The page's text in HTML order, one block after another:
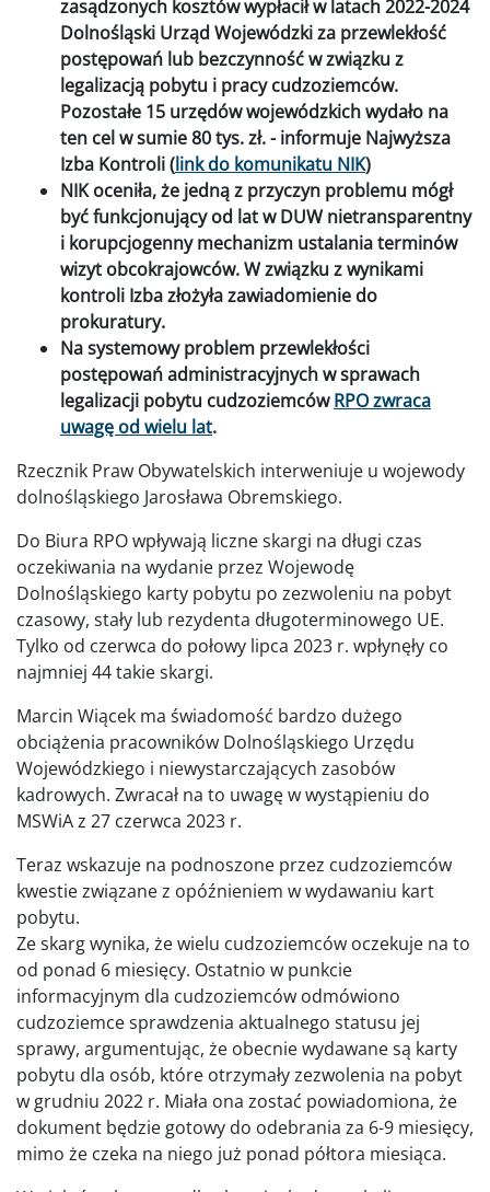
zasądzonych kosztów wypłacił w latach 2022-2024
Dolnośląski Urząd Wojewódzki za przewlekłość
postępowań lub bezczynność w związku z
legalizacją pobytu i pracy cudzoziemców.
Pozostałe 15 urzędów wojewódzkich wydało na
ten cel w sumie 80 tys. zł. - informuje Najwyższa
Izba Kontroli (link do komunikatu NIK)
NIK oceniła, że jedną z przyczyn problemu mógł
być funkcjonujący od lat w DUW nietransparentny
i korupcjogenny mechanizm ustalania terminów
wizyt obcokrajowców. W związku z wynikami
kontroli Izba złożyła zawiadomienie do
prokuratury.
Na systemowy problem przewlekłości
postępowań administracyjnych w sprawach
legalizacji pobytu cudzoziemcówRPO zwraca
uwagę od wielu lat.
Rzecznik Praw Obywatelskich interweniuje u wojewody
dolnośląskiego Jarosława Obremskiego.
Do Biura RPO wpływają liczne skargi na długi czas
oczekiwania na wydanie przez Wojewodę
Dolnośląskiego karty pobytu po zezwoleniu na pobyt
czasowy, stały lub rezydenta długoterminowego UE.
Tylko od czerwca do połowy lipca 2023 r. wpłynęły co
najmniej 44 takie skargi.
Marcin Wiącek ma świadomość bardzo dużego
obciążenia pracowników Dolnośląskiego Urzędu
Wojewódzkiego i niewystarczających zasobów
kadrowych. Zwracał na to uwagę w wystąpieniu do
MSWiA z 27 czerwca 2023 r.
Teraz wskazuje na podnoszone przez cudzoziemców
kwestie związane z opóźnieniem w wydawaniu kart
pobytu.
Ze skarg wynika, że wielu cudzoziemców oczekuje na to
od ponad 6 miesięcy. Ostatnio w punkcie
informacyjnym dla cudzoziemców odmówiono
cudzoziemce sprawdzenia aktualnego statusu jej
sprawy, argumentując, że obecnie wydawane są karty
pobytu dla osób, które otrzymały zezwolenia na pobyt
w grudniu 2022 r. Miała ona zostać powiadomiona, że
dokument będzie gotowy do odebrania za 6-9 miesięcy,
mimo że czeka na niego już ponad półtora miesiąca.